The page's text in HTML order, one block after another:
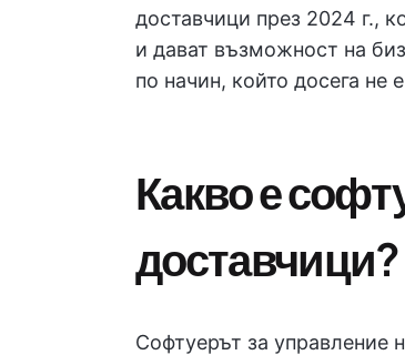
доставчици през 2024 г.,
и дават възможност на
по начин, който досега не
Какво е
доставчици?
Софтуерът за управление